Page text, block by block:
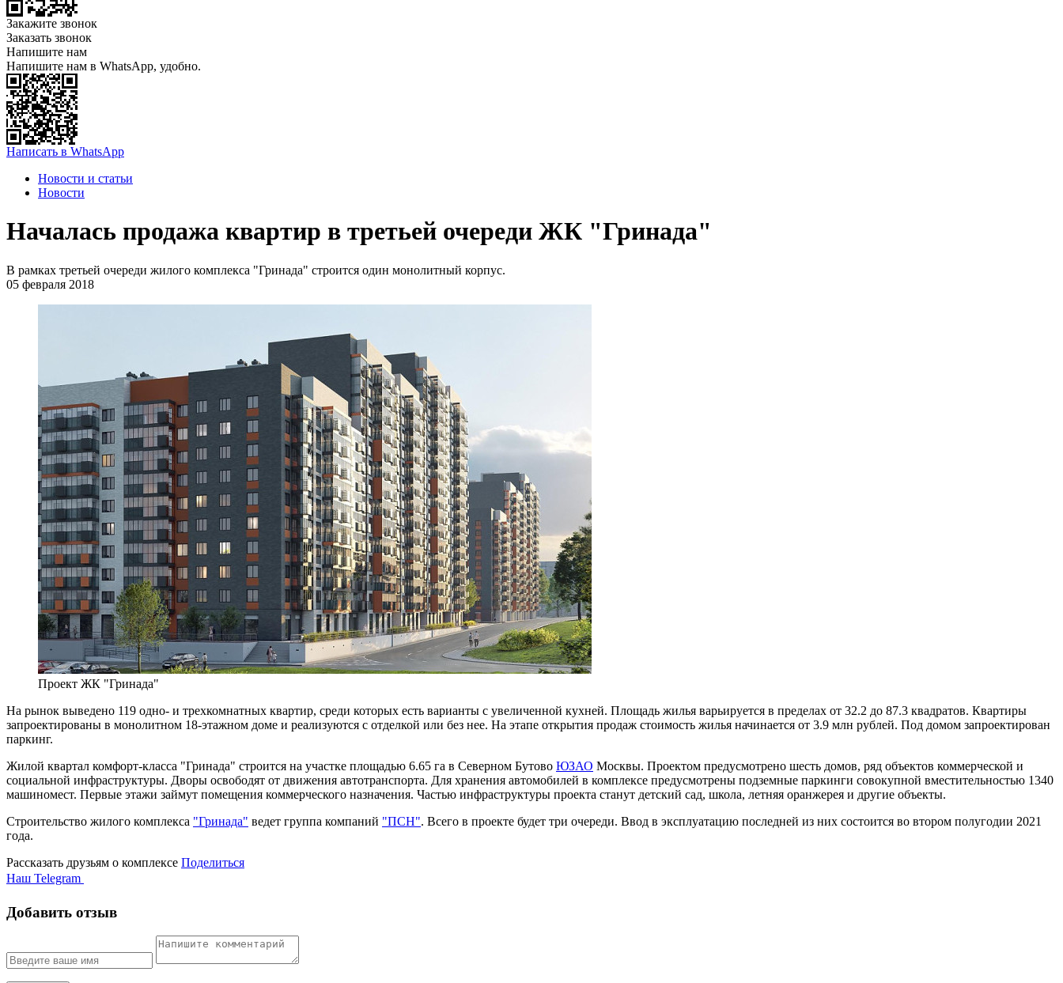
Закажите звонок
Заказать звонок
Напишите нам
Напишите нам в WhatsApp, удобно.
Написать в WhatsApp
Новости и статьи
Новости
Началась продажа квартир в третьей очереди ЖК "Гринада"
В рамках третьей очереди жилого комплекса "Гринада" строится один монолитный корпус.
05 февраля 2018
Проект ЖК "Гринада"
На рынок выведено 119 одно- и трехкомнатных квартир, среди которых есть варианты с увеличенной кухней. Площадь жилья варьируется в пределах от 32.2 до 87.3 квадратов. Квартиры
запроектированы в монолитном 18-этажном доме и реализуются с отделкой или без нее. На этапе открытия продаж стоимость жилья начинается от 3.9 млн рублей. Под домом запроектирован
паркинг.
Жилой квартал комфорт-класса "Гринада" строится на участке площадью 6.65 га в Северном Бутово ЮЗАО Москвы. Проектом предусмотрено шесть домов, ряд объектов коммерческой и
социальной инфраструктуры. Дворы освободят от движения автотранспорта. Для хранения автомобилей в комплексе предусмотрены подземные паркинги совокупной вместительностью 1340
машиномест. Первые этажи займут помещения коммерческого назначения. Частью инфраструктуры проекта станут детский сад, школа, летняя оранжерея и другие объекты.
Строительство жилого комплекса "Гринада" ведет группа компаний "ПСН". Всего в проекте будет три очереди. Ввод в эксплуатацию последней из них состоится во втором полугодии 2021
года.
Рассказать друзьям о комплексе Поделиться
Наш Telegram
Добавить отзыв